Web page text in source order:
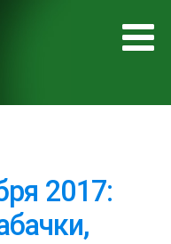
2017: